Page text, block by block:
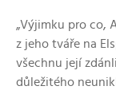
„Výjimku pro co,
z jeho tváře na
všechnu její
důležitého